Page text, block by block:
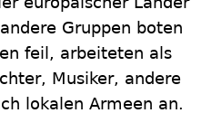
Gruppen boten
feil, arbeiteten als
Musiker, andere
lokalen Armeen an.